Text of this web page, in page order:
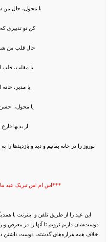
یا محول، حال
کن تو تدبیری که
حال قلب من
یا مقلب، قلب
یا مدبر،
یا محول،
از بدیها فارغ
نوروز را در خانه بمانیم و دید و‌ بازدیدها
***اس ام اس تبریک عید
این عید را از طریق تلفن و اینترنت با
دوست‌شان داریم نرویم تا آنها را در معرض
خلاف همه هزاره‌های گذشته، دوست داشتن